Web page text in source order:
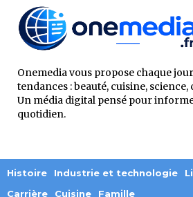
Onemedia vous propose chaque
tendances : beauté, cuisine,
Un média digital pensé pour
quotidien.
Histoire Industrie et technologie
Carrière
Cuisine Famille